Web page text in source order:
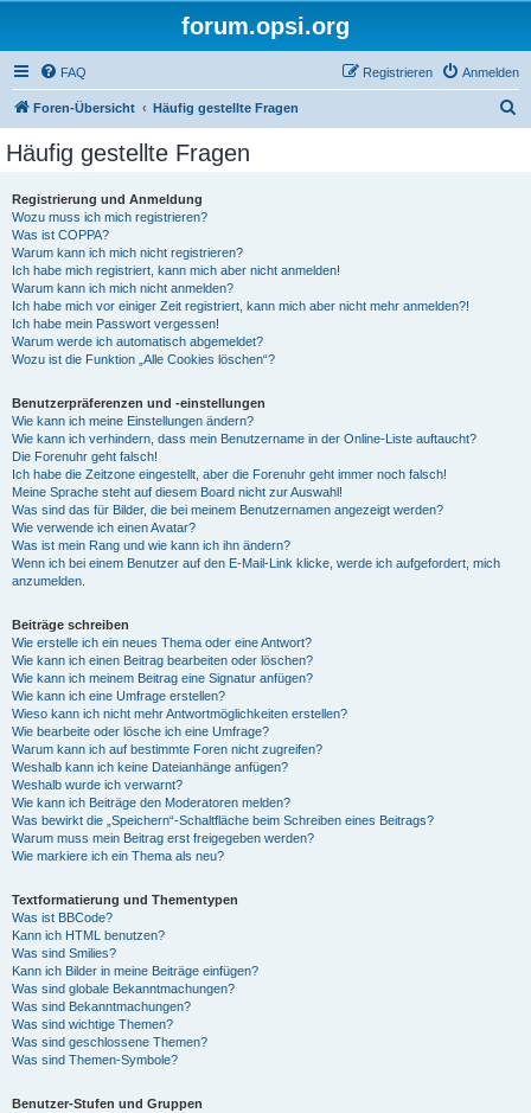
forum.opsi.org
FAQ Anmelden
Registrieren
Foren-Übersicht Häufig gestellte Fragen
Häufig gestellte Fragen
Registrierung und Anmeldung
Wozu muss ich mich registrieren?
Was ist COPPA?
Warum kann ich mich nicht registrieren?
Ich habe mich registriert, kann mich aber nicht anmelden!
Warum kann ich mich nicht anmelden?
Ich habe mich vor einiger Zeit registriert, kann mich aber nicht mehr anmelden?!
Ich habe mein Passwort vergessen!
Warum werde ich automatisch abgemeldet?
Wozu ist die Funktion „Alle Cookies löschen“?
Benutzerpräferenzen und -einstellungen
Wie kann ich meine Einstellungen ändern?
Wie kann ich verhindern, dass mein Benutzername in der Online-Liste auftaucht?
Die Forenuhr geht falsch!
Ich habe die Zeitzone eingestellt, aber die Forenuhr geht immer noch falsch!
Meine Sprache steht auf diesem Board nicht zur Auswahl!
Was sind das für Bilder, die bei meinem Benutzernamen angezeigt werden?
Wie verwende ich einen Avatar?
Was ist mein Rang und wie kann ich ihn ändern?
Wenn ich bei einem Benutzer auf den E-Mail-Link klicke, werde ich aufgefordert, mich
anzumelden.
Beiträge schreiben
Wie erstelle ich ein neues Thema oder eine Antwort?
Wie kann ich einen Beitrag bearbeiten oder löschen?
Wie kann ich meinem Beitrag eine Signatur anfügen?
Wie kann ich eine Umfrage erstellen?
Wieso kann ich nicht mehr Antwortmöglichkeiten erstellen?
Wie bearbeite oder lösche ich eine Umfrage?
Warum kann ich auf bestimmte Foren nicht zugreifen?
Weshalb kann ich keine Dateianhänge anfügen?
Weshalb wurde ich verwarnt?
Wie kann ich Beiträge den Moderatoren melden?
Was bewirkt die „Speichern“-Schaltfläche beim Schreiben eines Beitrags?
Warum muss mein Beitrag erst freigegeben werden?
Wie markiere ich ein Thema als neu?
Textformatierung und Thementypen
Was ist BBCode?
Kann ich HTML benutzen?
Was sind Smilies?
Kann ich Bilder in meine Beiträge einfügen?
Was sind globale Bekanntmachungen?
Was sind Bekanntmachungen?
Was sind wichtige Themen?
Was sind geschlossene Themen?
Was sind Themen-Symbole?
Benutzer-Stufen und Gruppen